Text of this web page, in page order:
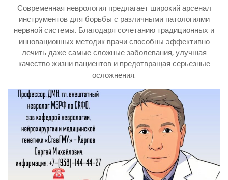
Современная неврология предлагает широкий арсенал
инструментов для борьбы с различными патологиями
нервной системы. Благодаря сочетанию традиционных и
инновационных методик врачи способны эффективно
лечить даже самые сложные заболевания, улучшая
качество жизни пациентов и предотвращая серьезные
осложнения.